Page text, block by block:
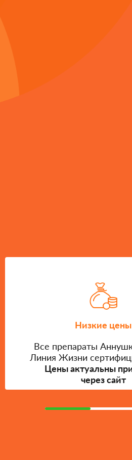
Низкие цены
Все препараты
Линия Жизни
Цены актуальны
через сайт